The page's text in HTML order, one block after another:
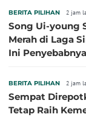
BERITA PILIHAN 2 jam
Song Ui-young
Merah di Laga
Ini Penyebabnya
BERITA PILIHAN 2 jam
Sempat
Tetap Raih